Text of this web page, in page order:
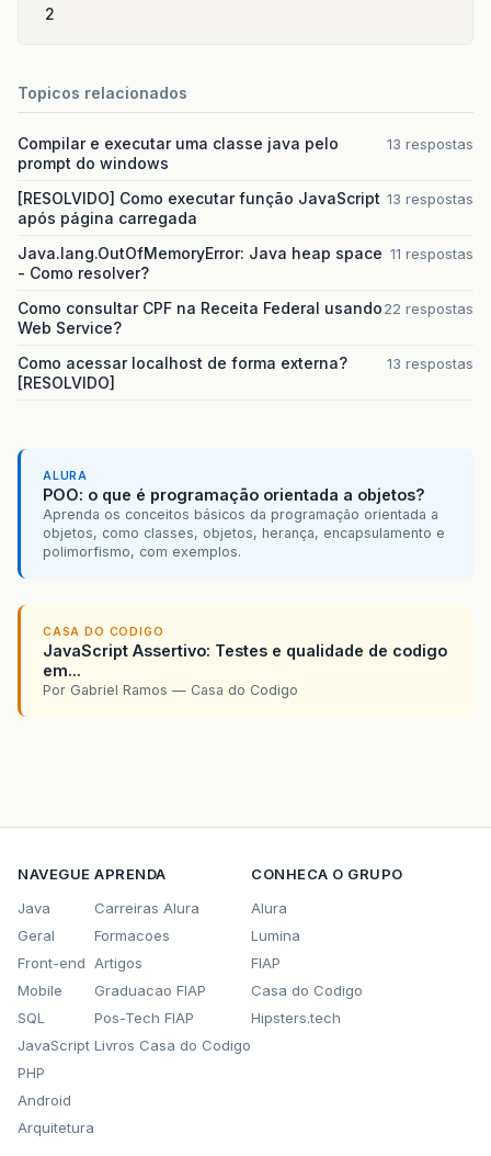
2
Topicos relacionados
Compilar e executar uma classe java pelo
prompt do windows
13 respostas
[RESOLVIDO] Como executar função JavaScript
após página carregada
13 respostas
Java.lang.OutOfMemoryError: Java heap space
- Como resolver?
11 respostas
Como consultar CPF na Receita Federal usando
Web Service?
22 respostas
Como acessar localhost de forma externa?
[RESOLVIDO]
13 respostas
ALURA
POO: o que é programação orientada a objetos?
Aprenda os conceitos básicos da programação orientada a
objetos, como classes, objetos, herança, encapsulamento e
polimorfismo, com exemplos.
CASA DO CODIGO
JavaScript Assertivo: Testes e qualidade de codigo
em...
Por Gabriel Ramos — Casa do Codigo
NAVEGUE
Java
Geral
Front-end
Mobile
SQL
JavaScript
PHP
Android
Arquitetura
APRENDA
Carreiras Alura
Formacoes
Artigos
Graduacao FIAP
Pos-Tech FIAP
Livros Casa do Codigo
CONHECA O GRUPO
Alura
Lumina
FIAP
Casa do Codigo
Hipsters.tech